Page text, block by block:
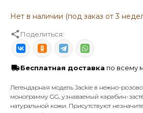
Поделиться:
Бесплатная доставка по всему
Легендарная модель Jackie в нежно-
монограмму GG, узнаваемый карабин-
натуральной кожи. Присутствуют